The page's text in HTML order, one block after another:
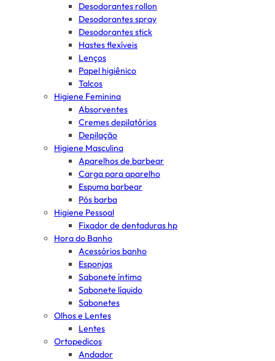
Desodorantes rollon
Desodorantes spray
Desodorantes stick
Hastes flexíveis
Lenços
Papel higiênico
Talcos
Higiene Feminina
Absorventes
Cremes depilatórios
Depilação
Higiene Masculina
Aparelhos de barbear
Carga para aparelho
Espuma barbear
Pós barba
Higiene Pessoal
Fixador de dentaduras hp
Hora do Banho
Acessórios banho
Esponjas
Sabonete íntimo
Sabonete líquido
Sabonetes
Olhos e Lentes
Lentes
Ortopedicos
Andador